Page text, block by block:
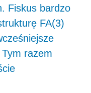
Fiskus bardzo
FA(3)
razem